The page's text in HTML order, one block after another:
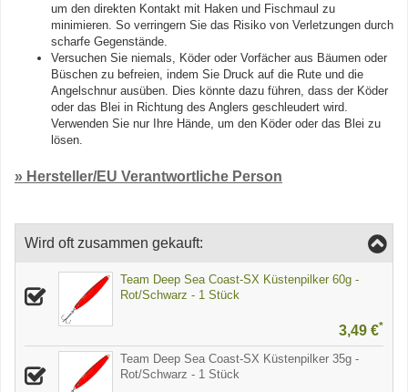
um den direkten Kontakt mit Haken und Fischmaul zu
minimieren. So verringern Sie das Risiko von Verletzungen durch
scharfe Gegenstände.
Versuchen Sie niemals, Köder oder Vorfächer aus Bäumen oder
Büschen zu befreien, indem Sie Druck auf die Rute und die
Angelschnur ausüben. Dies könnte dazu führen, dass der Köder
oder das Blei in Richtung des Anglers geschleudert wird.
Verwenden Sie nur Ihre Hände, um den Köder oder das Blei zu
lösen.
» Hersteller/EU Verantwortliche Person
Wird oft zusammen gekauft:
Team Deep Sea Coast-SX Küstenpilker 60g -
Rot/Schwarz - 1 Stück
3,49 €*
Team Deep Sea Coast-SX Küstenpilker 35g -
Rot/Schwarz - 1 Stück